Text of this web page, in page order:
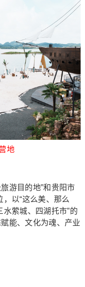
地
游目的地”和贵阳市
，以“这么美、那么
水萦城、四湖托市”的
能、文化为魂、产业